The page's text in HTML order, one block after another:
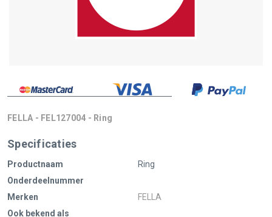
FELLA - FEL127004 - Ring
Specificaties
Productnaam
Ring
Onderdeelnummer
Merken
FELLA
Ook bekend als